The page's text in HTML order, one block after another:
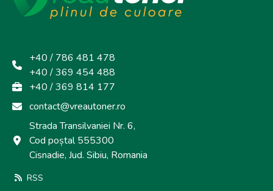
+40 / 786 481 478
+40 / 369 454 488
+40 / 369 814 177
contact@vreautoner.ro
Strada Transilvaniei Nr. 6,
Cod poștal 555300
Cisnadie, Jud. Sibiu, Romania
RSS